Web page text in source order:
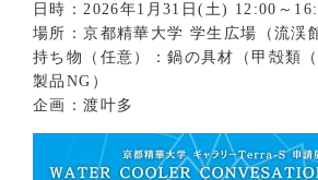
日時：2026年1月31日(土) 12:00～
場所：京都精華大学 学生広場（流渓
持ち物（任意）：鍋の具材（甲殻類
製品NG）
企画：渡叶多